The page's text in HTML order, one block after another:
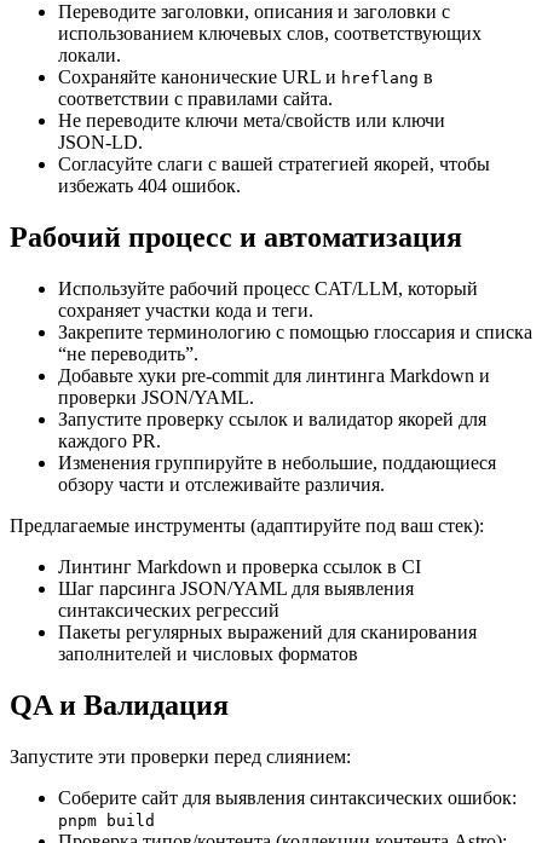
Переводите заголовки, описания и заголовки с
использованием ключевых слов, соответствующих
локали.
Сохраняйте канонические URL и hreflang в
соответствии с правилами сайта.
Не переводите ключи мета/свойств или ключи
JSON‑LD.
Согласуйте слаги с вашей стратегией якорей, чтобы
избежать 404 ошибок.
Рабочий процесс и автоматизация
Используйте рабочий процесс CAT/LLM, который
сохраняет участки кода и теги.
Закрепите терминологию с помощью глоссария и списка
“не переводить”.
Добавьте хуки pre-commit для линтинга Markdown и
проверки JSON/YAML.
Запустите проверку ссылок и валидатор якорей для
каждого PR.
Изменения группируйте в небольшие, поддающиеся
обзору части и отслеживайте различия.
Предлагаемые инструменты (адаптируйте под ваш стек):
Линтинг Markdown и проверка ссылок в CI
Шаг парсинга JSON/YAML для выявления
синтаксических регрессий
Пакеты регулярных выражений для сканирования
заполнителей и числовых форматов
QA и Валидация
Запустите эти проверки перед слиянием:
Соберите сайт для выявления синтаксических ошибок:
pnpm build